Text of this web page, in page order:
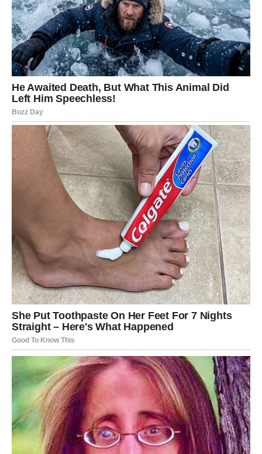
susret koji vam može pomoći da rešite dilemu. Vaša
sposobnost diplomatičnog razgovora biće ključna.
U ljubavi vas očekuju nežni trenuci. Partner može
pokazati koliko mu značite, dok slobodne Vage mogu
upoznati osobu koja ih fascinira svojom inteligencijom.
ŠKORPIJA
Škorpije ulaze u ponedeljak sa snažnim emocijama i
velikom intuicijom. Ovo je dan kada možete jasno videti
šta se dešava oko vas i prepoznati skrivene motive ljudi.
Na poslu je moguće da ćete dobiti informaciju koja menja
vaš pogled na neku situaciju. Važno je da ostanete
smireni i da ne reagujete impulsivno.
U ljubavi Škorpije traže duboku povezanost. Ako ste u
vezi, razgovor sa partnerom može doneti novo
razumevanje i još veću bliskost.
STRELAC
Strelčevima ponedeljak donosi optimizam i želju za
kretanjem. Možda ćete razmišljati o putovanju, promeni ili
novim iskustvima koja vam mogu doneti inspiraciju.
Na poslovnom planu moguće je da ćete dobiti ideju koja
vam može doneti napredak u budućnosti. Važno je da